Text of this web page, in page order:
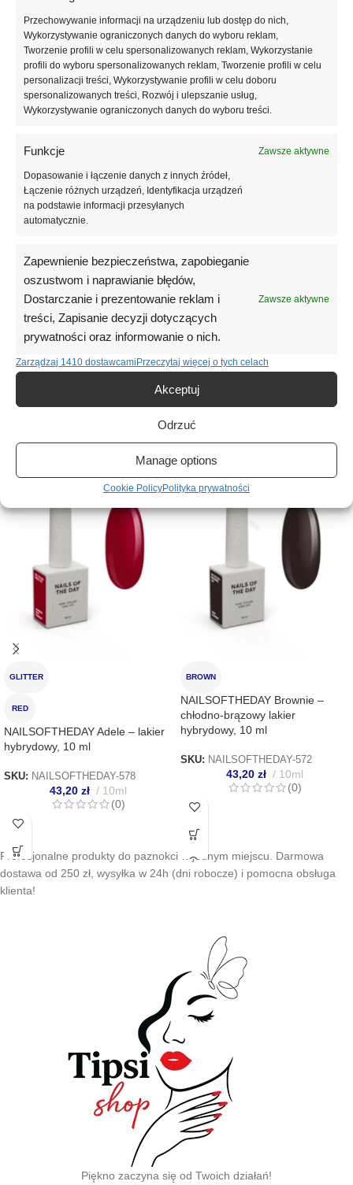
Przechowywanie informacji na urządzeniu lub dostęp do nich,
Wykorzystywanie ograniczonych danych do wyboru reklam,
Tworzenie profili w celu spersonalizowanych reklam, Wykorzystanie
profili do wyboru spersonalizowanych reklam, Tworzenie profili w celu
personalizacji treści, Wykorzystywanie profili w celu doboru
spersonalizowanych treści, Rozwój i ulepszanie usług,
Wykorzystywanie ograniczonych danych do wyboru treści.
Funkcje Zawsze aktywne
Dopasowanie i łączenie danych z innych źródeł,
Łączenie różnych urządzeń, Identyfikacja urządzeń
na podstawie informacji przesyłanych
automatycznie.
Zapewnienie bezpieczeństwa, zapobieganie
oszustwom i naprawianie błędów,
Dostarczanie i prezentowanie reklam i
treści, Zapisanie decyzji dotyczących
prywatności oraz informowanie o nich.
Zawsze aktywne
Zarządzaj 1410 dostawcami Przeczytaj więcej o tych celach
Akceptuj
Odrzuć
Manage options
Cookie PolicyPolityka prywatności
konsystencją, która umożliwia łatwe i równomierne rozprowadzanie
produktu bez smug i zalewania skórek. Formuła zapewnia bardzo
dobrą przyczepność do naturalnej płytki paznokcia, zwiększając
trwałość całej stylizacji oraz pomagając chronić paznokcie przed
uszkodzeniami mechanicznymi.
wyrównać powierzchnię paznokcia oraz stworzyć solidną bazę pod
dalsze etapy manicure hybrydowego. Delikatny różowy odcień
sprawia, że stylizacja prezentuje się naturalnie i estetycznie przez długi
czas.
dzięki czemu sprawdzi się zarówno w profesjonalnych salonach
manicure, jak i podczas wykonywania stylizacji w domu. Pojemność 15
ml zapewnia wysoką wydajność oraz wygodne użytkowanie produktu.
Informacje dodatkowe
Opinie (0)
GLITTER
RED
NAILSOFTHEDAY Adele – lakier
hybrydowy, 10 ml
SKU: NAILSOFTHEDAY-578
43,20 zł
10ml
(0)
BROWN
NAILSOFTHEDAY Brownie –
chłodno-brązowy lakier
hybrydowy, 10 ml
SKU: NAILSOFTHEDAY-572
43,20 zł
10ml
(0)
Profesjonalne produkty do paznokci w jednym miejscu. Darmowa
dostawa od 250 zł, wysyłka w 24h (dni robocze) i pomocna obsługa
klienta!
Piękno zaczyna się od Twoich działań!